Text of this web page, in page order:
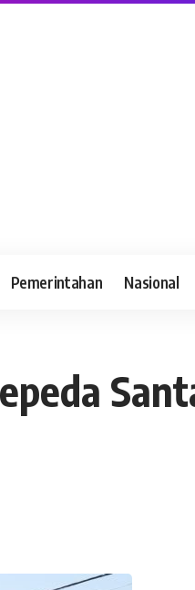
Pemerintahan Nasional